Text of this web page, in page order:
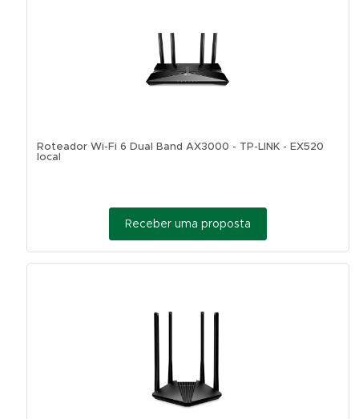
Roteador Wi-Fi 6 Dual Band AX3000 - TP-LINK - EX520
local
Receber uma proposta